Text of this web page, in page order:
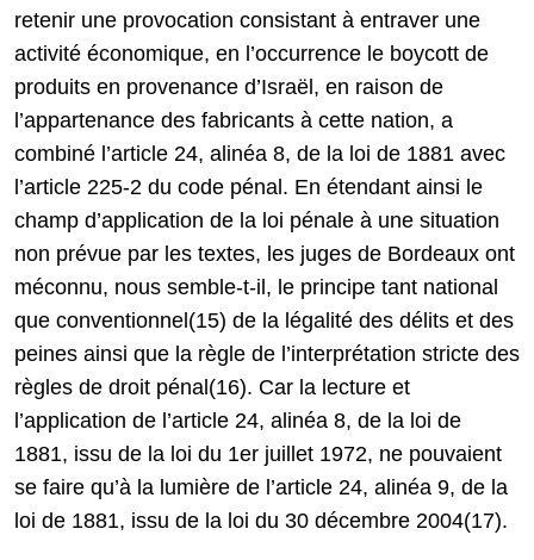
retenir une provocation consistant à entraver une
activité économique, en l’occurrence le boycott de
produits en provenance d’Israël, en raison de
l’appartenance des fabricants à cette nation, a
combiné l’article 24, alinéa 8, de la loi de 1881 avec
l’article 225-2 du code pénal. En étendant ainsi le
champ d’application de la loi pénale à une situation
non prévue par les textes, les juges de Bordeaux ont
méconnu, nous semble-t-il, le principe tant national
que conventionnel(15) de la légalité des délits et des
peines ainsi que la règle de l’interprétation stricte des
règles de droit pénal(16). Car la lecture et
l’application de l’article 24, alinéa 8, de la loi de
1881, issu de la loi du 1er juillet 1972, ne pouvaient
se faire qu’à la lumière de l’article 24, alinéa 9, de la
loi de 1881, issu de la loi du 30 décembre 2004(17).